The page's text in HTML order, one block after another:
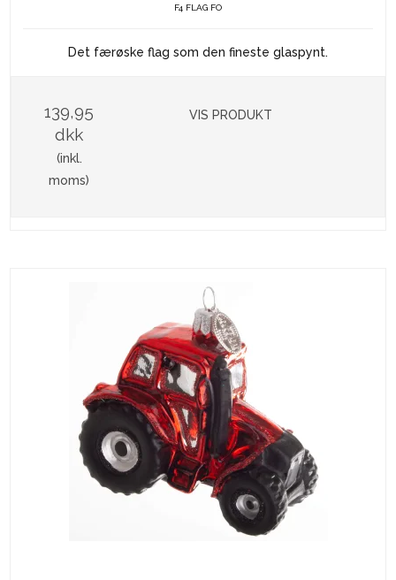
F4 FLAG FO
Det færøske flag som den fineste glaspynt.
139,95
dkk
(inkl.
moms)
VIS PRODUKT